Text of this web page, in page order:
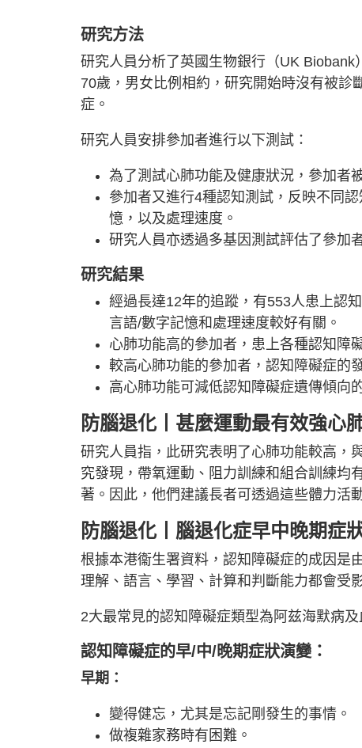
研究方法
研究人員分析了英國生物銀行（UK
70歲，男女比例相約，研究開始時沒有被
症。
研究人員安排參加者進行以下測試：
為了測試心肺功能及健康狀況，參加者
參加者又進行4種認知測試，反映不同
憶，以及處理速度。
研究人員亦透過多基因測試評估了參加
研究結果
經過長達12年的追蹤，有553人患上認
言語/數字記憶和處理速度較好有關。
心肺功能高的參加者，患上各種認知障
較高心肺功能的參加者，認知障礙症的
高心肺功能可減低認知障礙症遺傳傾向
防腦退化丨甚麼運動最有效強心
研究人員指，此研究表明了心肺功能較高，
究發現，帶氧運動、阻力訓練和組合訓練均
著。因此，他們建議長者可透過這些體力活
防腦退化丨腦退化症早中晚期症
根據本港衞生署資料，認知障礙症的成因是
理解、語言、學習、計算和判斷能力都會受
2大最常見的認知障礙症類型為阿兹海默病
認知障礙症的早/中/晚期症狀演變：
早期：
變得健忘，尤其是忘記剛發生的事情。
做複雜家務時有困難。